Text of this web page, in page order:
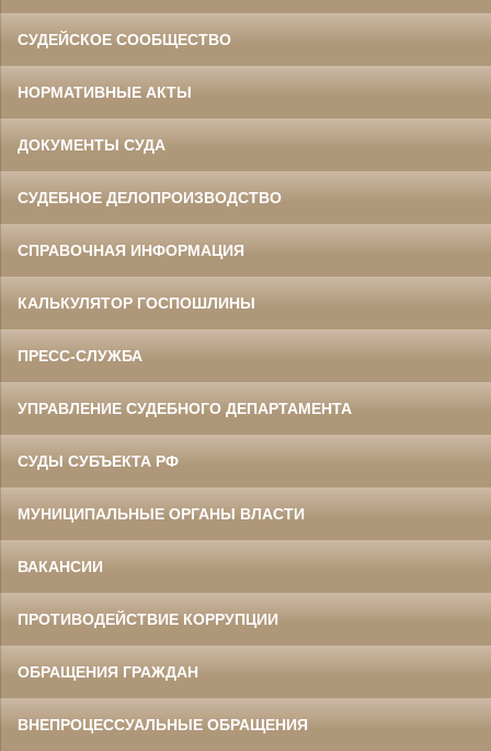
СУДЕЙСКОЕ СООБЩЕСТВО
НОРМАТИВНЫЕ АКТЫ
ДОКУМЕНТЫ СУДА
СУДЕБНОЕ ДЕЛОПРОИЗВОДСТВО
СПРАВОЧНАЯ ИНФОРМАЦИЯ
КАЛЬКУЛЯТОР ГОСПОШЛИНЫ
ПРЕСС-СЛУЖБА
УПРАВЛЕНИЕ СУДЕБНОГО ДЕПАРТАМЕНТА
СУДЫ СУБЪЕКТА РФ
МУНИЦИПАЛЬНЫЕ ОРГАНЫ ВЛАСТИ
ВАКАНСИИ
ПРОТИВОДЕЙСТВИЕ КОРРУПЦИИ
ОБРАЩЕНИЯ ГРАЖДАН
ВНЕПРОЦЕССУАЛЬНЫЕ ОБРАЩЕНИЯ